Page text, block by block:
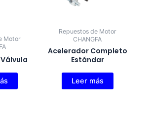
Motor
Repuestos de Motor
CHANGFA
Acelerador Completo
Estándar
Leer más